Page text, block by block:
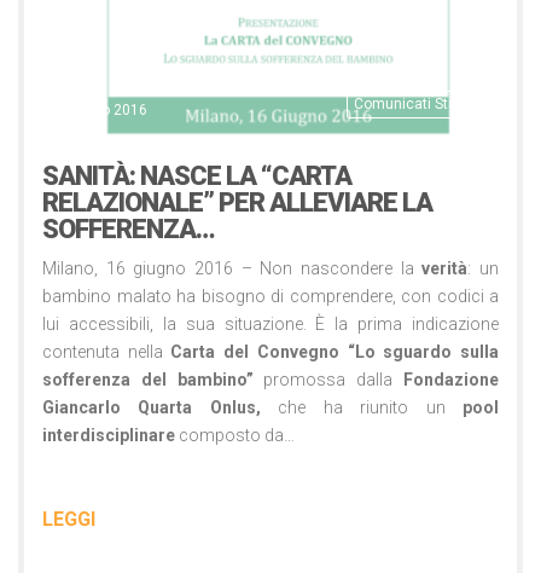
Comunicati Stampa
16 Giugno 2016
SANITÀ: NASCE LA “CARTA
RELAZIONALE” PER ALLEVIARE LA
SOFFERENZA…
Milano, 16 giugno 2016 – Non nascondere laverità: un
bambino malato ha bisogno di comprendere, con codici a
lui accessibili, la sua situazione. È la prima indicazione
contenuta nella Carta del Convegno “Lo sguardo sulla
sofferenza del bambino” promossa dalla
Fondazione
Giancarlo Quarta Onlus, che ha riunito un pool
interdisciplinare composto da…
LEGGI